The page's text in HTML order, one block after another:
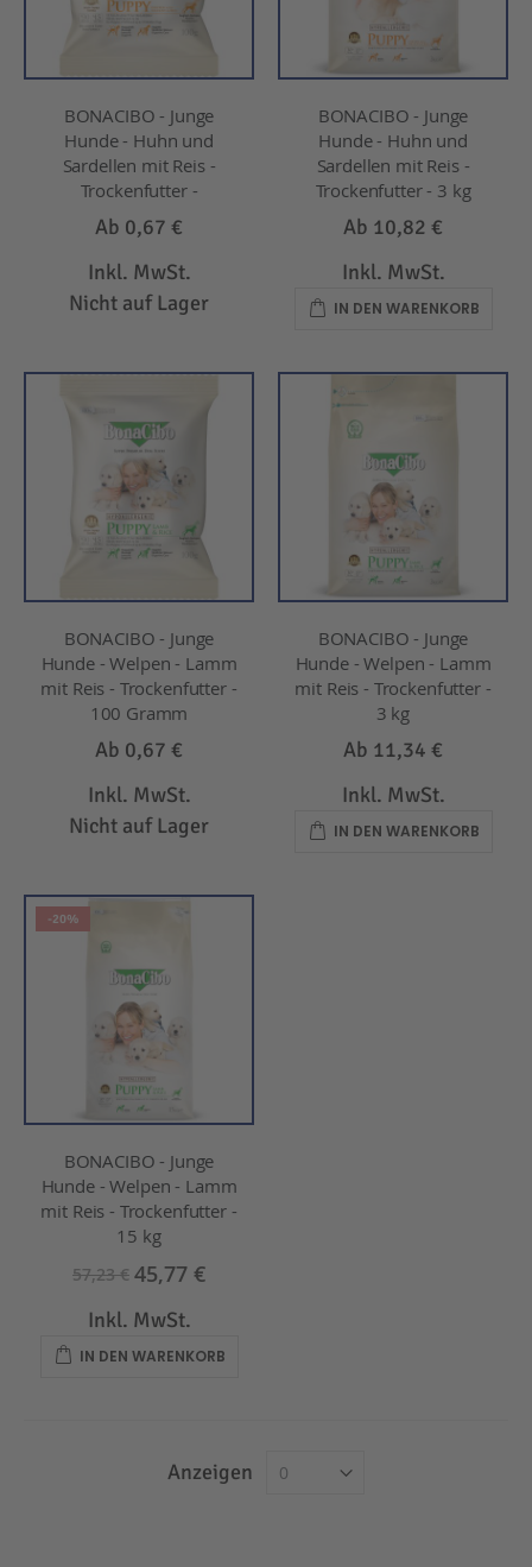
BONACIBO - Junge
Hunde - Huhn und
Sardellen mit Reis -
Trockenfutter -
Ab 0,67 €
Inkl. MwSt.
Nicht auf Lager
BONACIBO - Junge
Hunde - Huhn und
Sardellen mit Reis -
Trockenfutter - 3 kg
Ab 10,82 €
Inkl. MwSt.
IN DEN WARENKORB
BONACIBO - Junge
Hunde - Welpen - Lamm
mit Reis - Trockenfutter -
100 Gramm
Ab 0,67 €
Inkl. MwSt.
Nicht auf Lager
BONACIBO - Junge
Hunde - Welpen - Lamm
mit Reis - Trockenfutter -
3 kg
Ab 11,34 €
Inkl. MwSt.
IN DEN WARENKORB
-20%
BONACIBO - Junge
Hunde - Welpen - Lamm
mit Reis - Trockenfutter -
15 kg
57,23 € 45,77 €
Inkl. MwSt.
IN DEN WARENKORB
Anzeigen